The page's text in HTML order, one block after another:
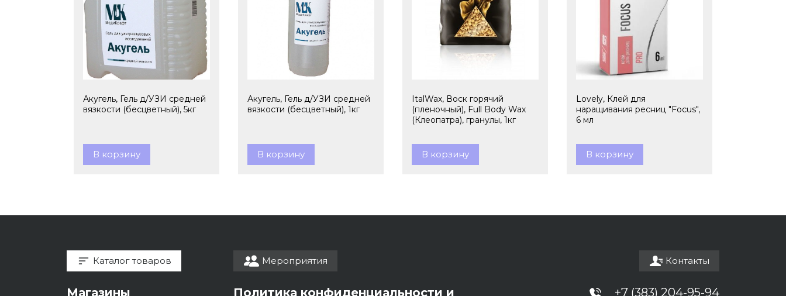
Акугель, Гель д/УЗИ средней
вязкости (бесцветный), 5кг
В корзину
Акугель, Гель д/УЗИ средней
вязкости (бесцветный), 1кг
В корзину
ItalWax, Воск горячий
(пленочный), Full Body Wax
(Клеопатра), гранулы, 1кг
В корзину
Lovely, Клей для
наращивания ресниц "Focus",
6 мл
В корзину
Каталог товаров
Магазины
Мероприятия
Политика конфиденциальности и
Контакты
+7 (383) 204-95-94